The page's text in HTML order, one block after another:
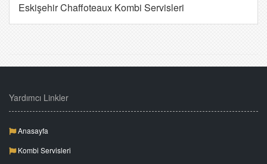
Eskişehir Chaffoteaux Kombi Servisleri
Yardımcı Linkler
Anasayfa
Kombi Servisleri